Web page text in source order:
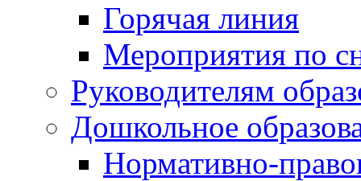
Горячая линия
Мероприятия по
Руководителям
Дошкольное
Нормативно-